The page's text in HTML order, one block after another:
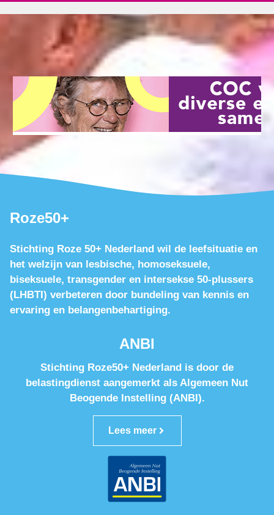
Roze50+
Stichting Roze 50+ Nederland wil de leefsituatie en
het welzijn van lesbische, homoseksuele,
biseksuele, transgender en intersekse 50-plussers
(LHBTI) verbeteren door bundeling van kennis en
ervaring en belangenbehartiging.
ANBI
Stichting Roze50+ Nederland is door de
belastingdienst aangemerkt als Algemeen Nut
Beogende Instelling (ANBI).
Lees meer